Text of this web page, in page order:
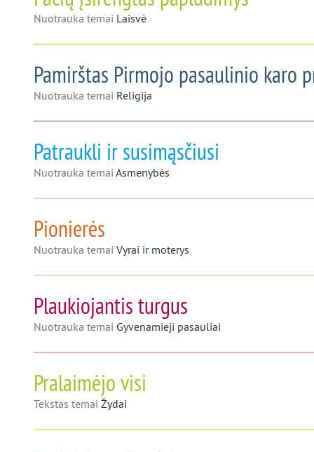
Nuotrauka temai Laisvė
Pamirštas Pirmojo pasaulinio karo
Nuotrauka temai Religija
Patraukli ir susimąsčiusi
Nuotrauka temai Asmenybės
Pionierės
Nuotrauka temai Vyrai ir moterys
Plaukiojantis turgus
Nuotrauka temai Gyvenamieji pasauliai
Pralaimėjo visi
Tekstas temai Žydai